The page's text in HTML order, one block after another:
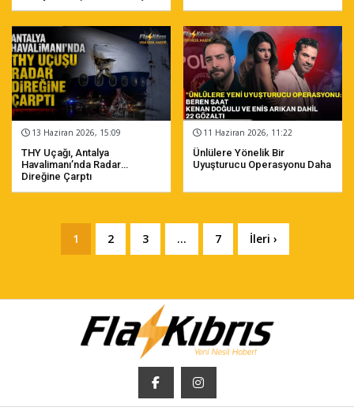
13 Haziran 2026, 15:09
THY Uçağı, Antalya
Havalimanı’nda Radar
Direğine Çarptı
11 Haziran 2026, 11:22
Ünlülere Yönelik Bir
Uyuşturucu Operasyonu Daha
1 2 3 ... 7 İleri ›